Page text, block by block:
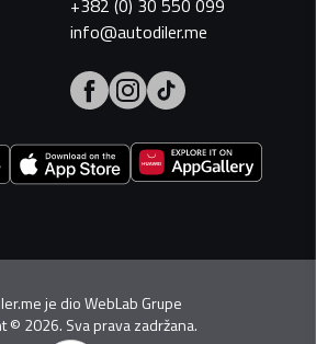
+382 (0) 30 550 099
info@autodiler.me
je dioWebLab Grupe
© 2026. Sva prava zadržana.